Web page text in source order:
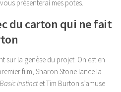
présenterai mes potes.
du carton qui ne fait
sur la genèse du projet. On est en
film, Sharon Stone lance la
Basic Instinctet Tim Burton s’amuse